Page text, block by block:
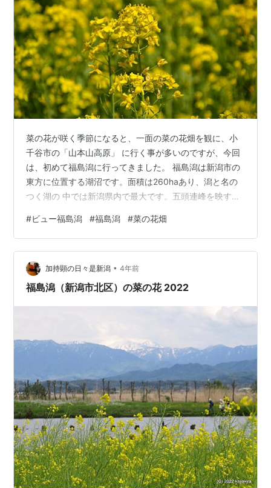
菜の花が咲く季節になると、一面の菜の花畑を観に、小
千谷市の「山本山高原」 に行く事が多いのですが、今回
は、初めて福島潟に行ってきました。 福島潟は新潟市の
東方に位置する湖沼です。面積は260haあり、潟と名の
つく湖の 中では新潟県内で最大です。五頭連峰を映す湖
の原風景を今に残し、「日本の自然百選」「にいがた景
勝百選」 「遊歩百選」などに選ばれています。福島潟は
オオヒシクイやオニバスをはじめと して貴重な動植物が
数多く生活しており、全国でも有数の自然豊かな場所で
す。 どんな風になっているのか、ワクワクしながら、
#ビュー福島潟 #福島潟 #菜の花畑
加持顕の日々是新潟 • 4年前
福島潟（新潟市北区）の菜の花 2022